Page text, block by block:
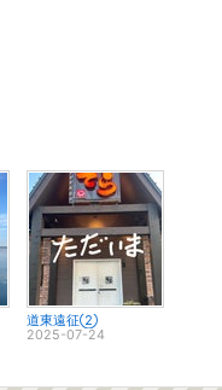
道東遠征②
2025-07-24